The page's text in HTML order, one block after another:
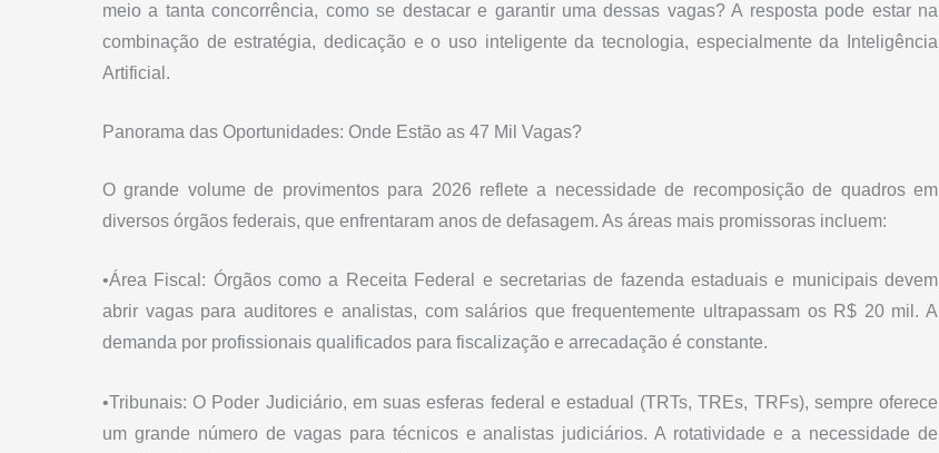
meio a tanta concorrência, como se destacar e garantir uma dessas vagas? A resposta pode estar na
combinação de estratégia, dedicação e o uso inteligente da tecnologia, especialmente da Inteligência
Artificial.
Panorama das Oportunidades: Onde Estão as 47 Mil Vagas?
O grande volume de provimentos para 2026 reflete a necessidade de recomposição de quadros em
diversos órgãos federais, que enfrentaram anos de defasagem. As áreas mais promissoras incluem:
•Área Fiscal: Órgãos como a Receita Federal e secretarias de fazenda estaduais e municipais devem
abrir vagas para auditores e analistas, com salários que frequentemente ultrapassam os R$ 20 mil. A
demanda por profissionais qualificados para fiscalização e arrecadação é constante.
•Tribunais: O Poder Judiciário, em suas esferas federal e estadual (TRTs, TREs, TRFs), sempre oferece
um grande número de vagas para técnicos e analistas judiciários. A rotatividade e a necessidade de